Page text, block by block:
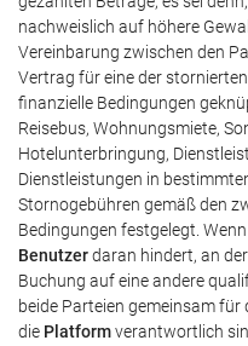
nachweislich auf höhere
Vereinbarung zwischen den
Vertrag für eine der
finanzielle Bedingungen
Reisebus, Wohnungsmiete,
Hotelunterbringung,
Dienstleistungen in
Stornogebühren gemäß den
Bedingungen festgelegt.
Benutzerdaran hindert, an
Buchung auf eine andere
beide Parteien gemeinsam
die Platformverantwortlich